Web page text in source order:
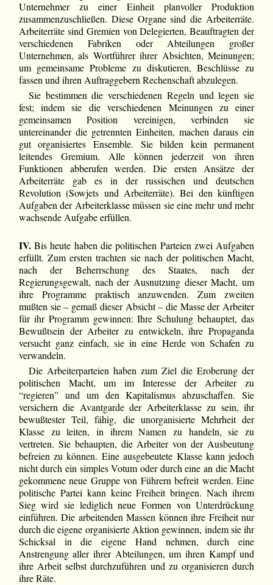
Unternehmer zu einer Einheit planvoller Produktion
zusammenzuschließen. Diese Organe sind die Arbeiterräte.
Arbeiterräte sind Gremien von Delegierten, Beauftragten der
verschiedenen Fabriken oder Abteilungen großer
Unternehmen, als Wortführer ihrer Absichten, Meinungen;
um gemeinsame Probleme zu diskutieren, Beschlüsse zu
fassen und ihren Auftraggebern Rechenschaft abzulegen.
Sie bestimmen die verschiedenen Regeln und legen sie
fest; indem sie die verschiedenen Meinungen zu einer
gemeinsamen Position vereinigen, verbinden sie
untereinander die getrennten Einheiten, machen daraus ein
gut organisiertes Ensemble. Sie bilden kein permanent
leitendes Gremium. Alle können jederzeit von ihren
Funktionen abberufen werden. Die ersten Ansätze der
Arbeiterräte gab es in der russischen und deutschen
Revolution (Sowjets und Arbeiterräte). Bei den künftigen
Aufgaben der Arbeiterklasse müssen sie eine mehr und mehr
wachsende Aufgabe erfüllen.
IV.Bis heute haben die politischen Parteien zwei Aufgaben
erfüllt. Zum ersten trachten sie nach der politischen Macht,
nach der Beherrschung des Staates, nach der
Regierungsgewalt, nach der Ausnutzung dieser Macht, um
ihre Programme praktisch anzuwenden. Zum zweiten
mußten sie – gemaß dieser Absicht – die Masse der Arbeiter
für ihr Programm gewinnen: Ihre Schulung behauptet, das
Bewußtsein der Arbeiter zu entwickeln, ihre Propaganda
versucht ganz einfach, sie in eine Herde von Schafen zu
verwandeln.
Die Arbeiterparteien haben zum Ziel die Eroberung der
politischen Macht, um im Interesse der Arbeiter zu
“regieren” und um den Kapitalismus abzuschaffen. Sie
versichern die Avantgarde der Arbeiterklasse zu sein, ihr
bewußtester Teil, fähig, die unorganisierte Mehrheit der
Klasse zu leiten, in ihrem Namen zu handeln, sie zu
vertreten. Sie behaupten, die Arbeiter von der Ausbeutung
befreien zu können. Eine ausgebeutete Klasse kann jedoch
nicht durch ein simples Votum oder durch eine an die Macht
gekommene neue Gruppe von Führern befreit werden. Eine
politische Partei kann keine Freiheit bringen. Nach ihrem
Sieg wird sie lediglich neue Formen von Unterdrückung
einführen. Die arbeitenden Massen können ihre Freiheit nur
durch die eigene organisierte Aktion gewinnen, indem sie ihr
Schicksal in die eigene Hand nehmen, durch eine
Anstrengung aller ihrer Abteilungen, um ihren Kampf und
ihre Arbeit selbst durchzuführen und zu organisieren durch
ihre Räte.